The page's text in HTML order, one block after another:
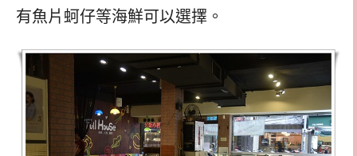
有魚片蚵仔等海鮮可以選擇。